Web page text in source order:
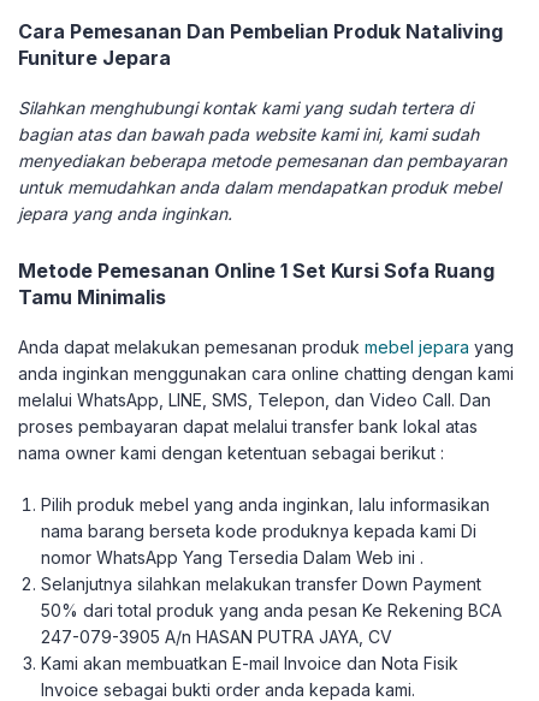
Cara Pemesanan Dan Pembelian Produk Nataliving
Funiture Jepara
Silahkan menghubungi kontak kami yang sudah tertera di
bagian atas dan bawah pada website kami ini, kami sudah
menyediakan beberapa metode pemesanan dan pembayaran
untuk memudahkan anda dalam mendapatkan produk mebel
jepara yang anda inginkan.
Metode Pemesanan Online 1 Set Kursi Sofa Ruang
Tamu Minimalis
Anda dapat melakukan pemesanan produk mebel jepara yang
anda inginkan menggunakan cara online chatting dengan kami
melalui WhatsApp, LINE, SMS, Telepon, dan Video Call. Dan
proses pembayaran dapat melalui transfer bank lokal atas
nama owner kami dengan ketentuan sebagai berikut :
Pilih produk mebel yang anda inginkan, lalu informasikan
nama barang berseta kode produknya kepada kami Di
nomor WhatsApp Yang Tersedia Dalam Web ini .
Selanjutnya silahkan melakukan transfer Down Payment
50% dari total produk yang anda pesan Ke Rekening BCA
247-079-3905 A/n HASAN PUTRA JAYA, CV
Kami akan membuatkan E-mail Invoice dan Nota Fisik
Invoice sebagai bukti order anda kepada kami.